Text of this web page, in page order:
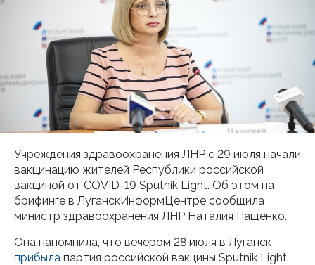
Учреждения здравоохранения ЛНР с 29 июля начали
вакцинацию жителей Республики российской
вакциной от COVID-19 Sputnik Light. Об этом на
брифинге в ЛуганскИнформЦентре сообщила
министр здравоохранения ЛНР Наталия Пащенко.
Она напомнила, что вечером 28 июля в Луганск
прибыла партия российской вакцины Sputnik Light.